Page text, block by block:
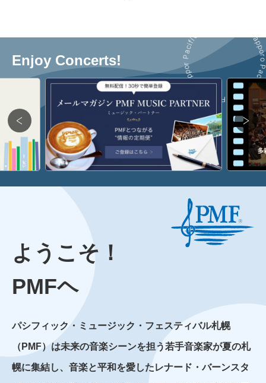
Enjoy Concerts!
ようこそ！
PMFヘ
パシフィック・ミュージック・フェスティバル札幌
（PMF）は未来の音楽シーンを担う若手音楽家が夏の札
幌に集結し、 音楽と平和を愛したレナード・バーンスタ